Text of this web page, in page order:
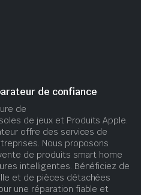
de confiance
de
de jeux et Produits Apple.
offre des services de
Nous proposons
de produits smart home
intelligentes. Bénéficiez de
et de pièces détachées
une réparation fiable et